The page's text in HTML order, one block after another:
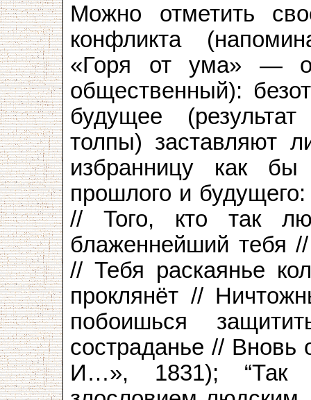
Можно отметить
конфликта
«Горя от ума» —
общественный):
будущее
толпы) заставляют
избранницу как
прошлого и
// Того, кто так
блаженнейший тебя
// Тебя раскаянье
проклянёт //
побоишься
состраданье //
И…», 1831); “Так